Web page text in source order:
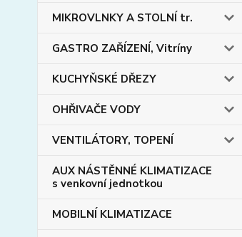
MIKROVLNKY A STOLNÍ tr.
GASTRO ZAŘÍZENÍ, Vitríny
KUCHYŇSKÉ DŘEZY
OHŘIVAČE VODY
VENTILÁTORY, TOPENÍ
AUX NÁSTĚNNÉ KLIMATIZACE
s venkovní jednotkou
MOBILNÍ KLIMATIZACE